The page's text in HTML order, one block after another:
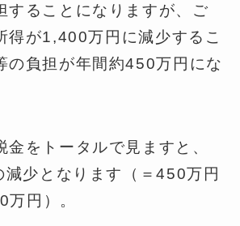
することになりますが、ご
得が1,400万円に減少するこ
の負担が年間約450万円にな
金をトータルで見ますと、
少となります（＝450万円
万円）。